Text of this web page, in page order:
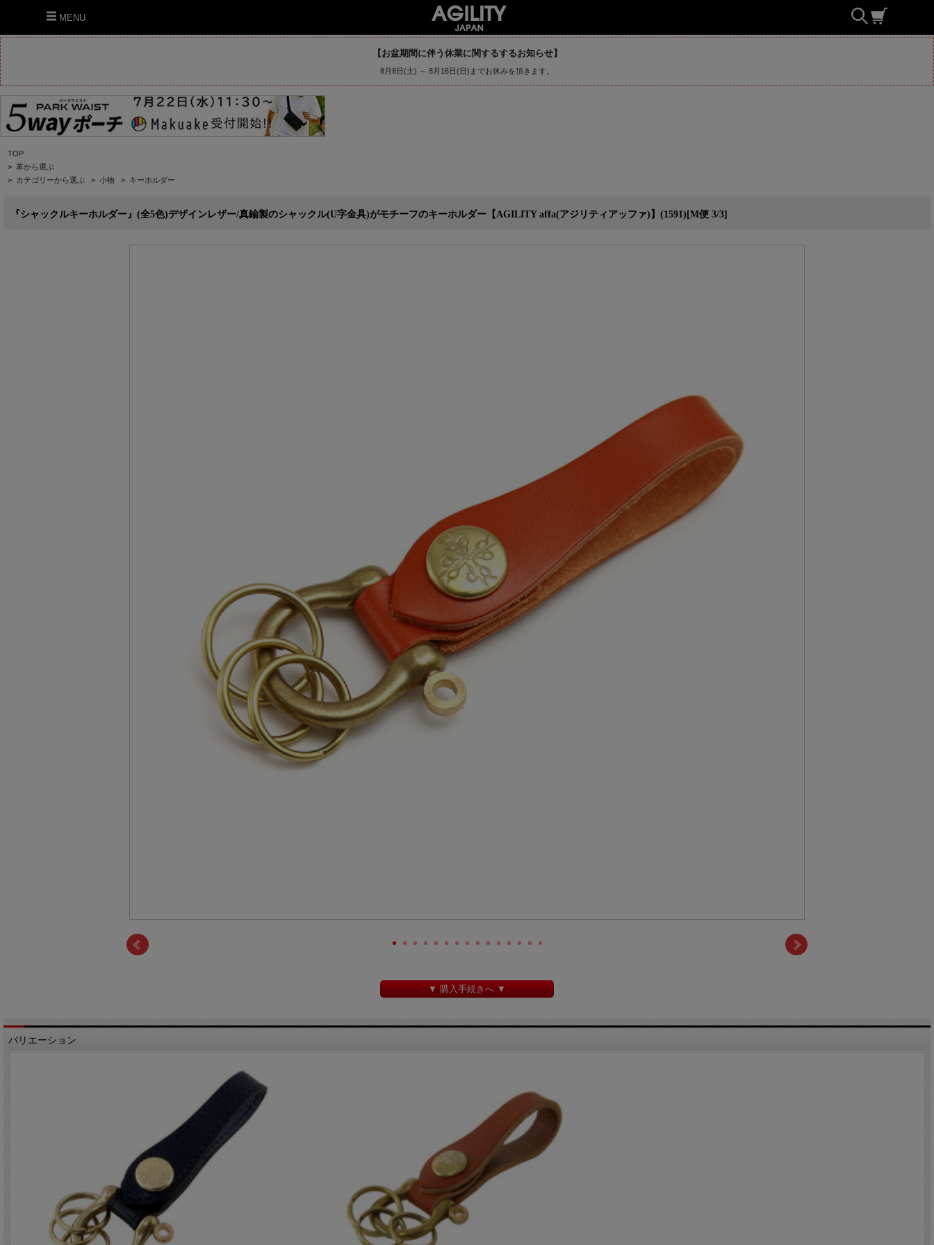
MENU
【お盆期間に伴う休業に関するするお知らせ】
8月8日(土) ～ 8月16日(日)までお休みを頂きます。
TOP
> 革から選ぶ
> カテゴリーから選ぶ > 小物 > キーホルダー
『シャックルキーホルダー』(全5色)デザインレザー/真鍮製のシャックル(U字金具)がモチーフのキーホルダー【AGILITY affa(アジリティアッファ)】(1591)[M便 3/3]
▼ 購入手続きへ ▼
バリエーション